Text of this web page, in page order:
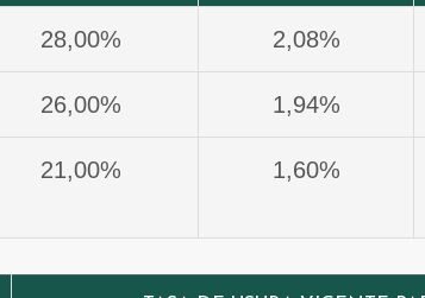
28,00% 2,08%
26,00% 1,94%
21,00% 1,60%